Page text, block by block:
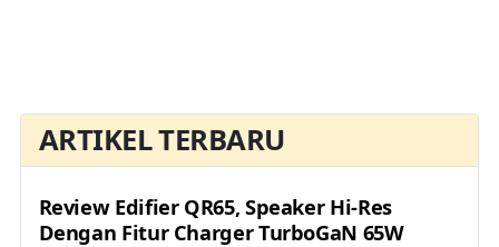
ARTIKEL TERBARU
Review Edifier QR65, Speaker Hi-Res
Dengan Fitur Charger TurboGaN 65W